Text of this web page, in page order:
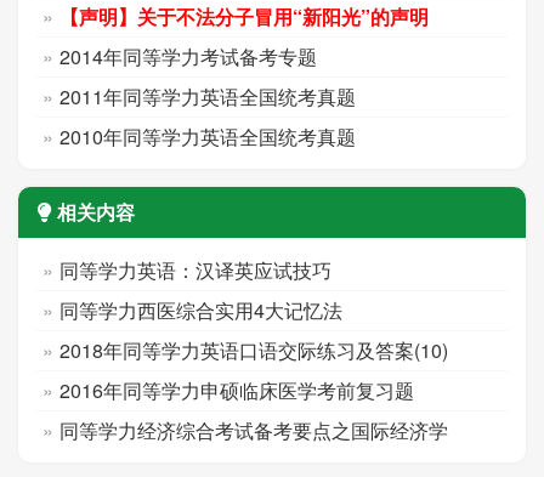
【声明】关于不法分子冒用“新阳光”的声明
2014年同等学力考试备考专题
2011年同等学力英语全国统考真题
2010年同等学力英语全国统考真题
相关内容
同等学力英语：汉译英应试技巧
同等学力西医综合实用4大记忆法
2018年同等学力英语口语交际练习及答案(10)
2016年同等学力申硕临床医学考前复习题
同等学力经济综合考试备考要点之国际经济学